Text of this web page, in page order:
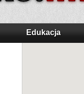
Edukacja